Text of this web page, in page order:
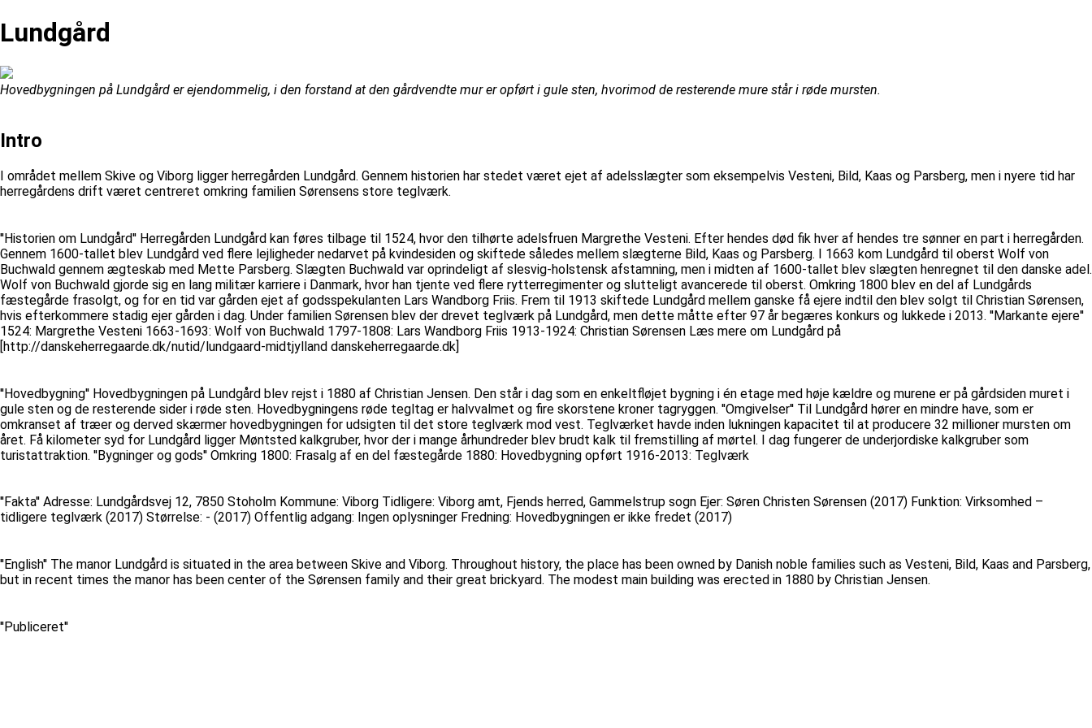
Lundgård
Hovedbygningen på Lundgård er ejendommelig, i den forstand at den gårdvendte mur er opført i gule sten, hvorimod de resterende mure står i røde mursten.
Intro
I området mellem Skive og Viborg ligger herregården Lundgård. Gennem historien har stedet været ejet af adelsslægter som eksempelvis Vesteni, Bild, Kaas og Parsberg, men i nyere tid har
herregårdens drift været centreret omkring familien Sørensens store teglværk.
''Historien om Lundgård'' Herregården Lundgård kan føres tilbage til 1524, hvor den tilhørte adelsfruen Margrethe Vesteni. Efter hendes død fik hver af hendes tre sønner en part i herregården.
Gennem 1600-tallet blev Lundgård ved flere lejligheder nedarvet på kvindesiden og skiftede således mellem slægterne Bild, Kaas og Parsberg. I 1663 kom Lundgård til oberst Wolf von
Buchwald gennem ægteskab med Mette Parsberg. Slægten Buchwald var oprindeligt af slesvig-holstensk afstamning, men i midten af 1600-tallet blev slægten henregnet til den danske adel.
Wolf von Buchwald gjorde sig en lang militær karriere i Danmark, hvor han tjente ved flere rytterregimenter og slutteligt avancerede til oberst. Omkring 1800 blev en del af Lundgårds
fæstegårde frasolgt, og for en tid var gården ejet af godsspekulanten Lars Wandborg Friis. Frem til 1913 skiftede Lundgård mellem ganske få ejere indtil den blev solgt til Christian Sørensen,
hvis efterkommere stadig ejer gården i dag. Under familien Sørensen blev der drevet teglværk på Lundgård, men dette måtte efter 97 år begæres konkurs og lukkede i 2013. ''Markante ejere''
1524: Margrethe Vesteni 1663-1693: Wolf von Buchwald 1797-1808: Lars Wandborg Friis 1913-1924: Christian Sørensen Læs mere om Lundgård på
[http://danskeherregaarde.dk/nutid/lundgaard-midtjylland danskeherregaarde.dk]
''Hovedbygning'' Hovedbygningen på Lundgård blev rejst i 1880 af Christian Jensen. Den står i dag som en enkeltfløjet bygning i én etage med høje kældre og murene er på gårdsiden muret i
gule sten og de resterende sider i røde sten. Hovedbygningens røde tegltag er halvvalmet og fire skorstene kroner tagryggen. ''Omgivelser'' Til Lundgård hører en mindre have, som er
omkranset af træer og derved skærmer hovedbygningen for udsigten til det store teglværk mod vest. Teglværket havde inden lukningen kapacitet til at producere 32 millioner mursten om
året. Få kilometer syd for Lundgård ligger Møntsted kalkgruber, hvor der i mange århundreder blev brudt kalk til fremstilling af mørtel. I dag fungerer de underjordiske kalkgruber som
turistattraktion. ''Bygninger og gods'' Omkring 1800: Frasalg af en del fæstegårde 1880: Hovedbygning opført 1916-2013: Teglværk
''Fakta'' Adresse: Lundgårdsvej 12, 7850 Stoholm Kommune: Viborg Tidligere: Viborg amt, Fjends herred, Gammelstrup sogn Ejer: Søren Christen Sørensen (2017) Funktion: Virksomhed –
tidligere teglværk (2017) Størrelse: - (2017) Offentlig adgang: Ingen oplysninger Fredning: Hovedbygningen er ikke fredet (2017)
''English'' The manor Lundgård is situated in the area between Skive and Viborg. Throughout history, the place has been owned by Danish noble families such as Vesteni, Bild, Kaas and Parsberg,
but in recent times the manor has been center of the Sørensen family and their great brickyard. The modest main building was erected in 1880 by Christian Jensen.
''Publiceret''